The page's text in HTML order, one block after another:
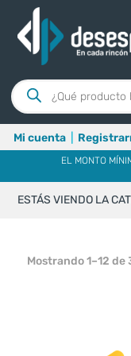
Búsqueda
de
productos
Mi cuenta
EL MONTO
ESTÁS VIENDO LA
Mostrando 1–12